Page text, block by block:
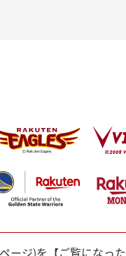
ージ)を【ご覧になった